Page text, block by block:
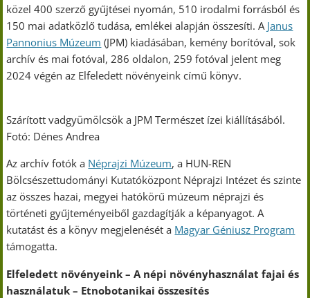
közel 400 szerző gyűjtései nyomán, 510 irodalmi forrásból és
150 mai adatközlő tudása, emlékei alapján összesíti. A Janus
Pannonius Múzeum (JPM) kiadásában, kemény borítóval, sok
archív és mai fotóval, 286 oldalon, 259 fotóval jelent meg
2024 végén az Elfeledett növényeink című könyv.
Szárított vadgyümölcsök a JPM Természet ízei kiállításából.
Fotó: Dénes Andrea
Az archív fotók a Néprajzi Múzeum, a HUN-REN
Bölcsészettudományi Kutatóközpont Néprajzi Intézet és szinte
az összes hazai, megyei hatókörű múzeum néprajzi és
történeti gyűjteményeiből gazdagítják a képanyagot. A
kutatást és a könyv megjelenését a Magyar Géniusz Program
támogatta.
Elfeledett növényeink – A népi növényhasználat fajai és
használatuk – Etnobotanikai összesítés